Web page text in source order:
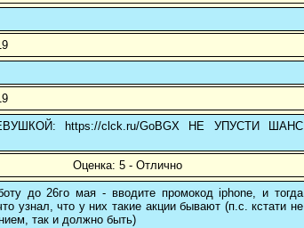
https://clck.ru/GoBGX НЕ УПУСТИ ШАНС
Оценка: 5 - Отлично
до 26го мая - вводите промокод iphone, и тогда
узнал, что у них такие акции бывают (п.с. кстати не
так и должно быть)